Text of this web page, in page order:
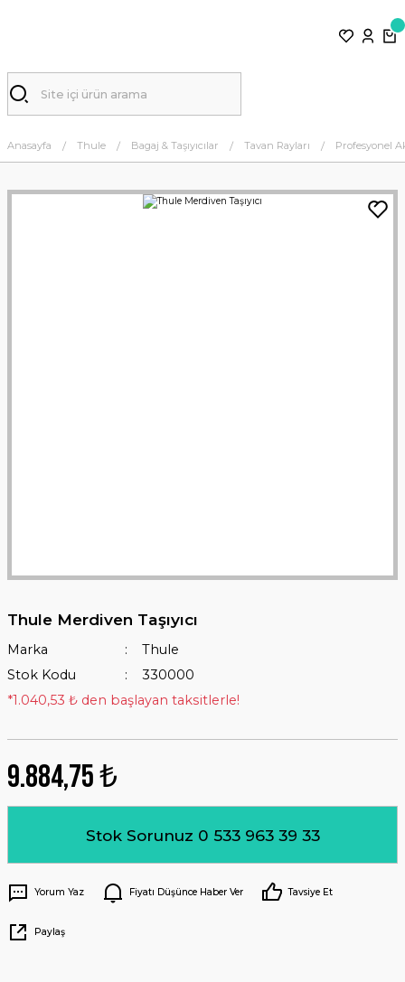
Anasayfa Thule Bagaj & Taşıyıcılar Tavan Rayları Profesyonel
Thule Merdiven Taşıyıcı
Marka
Thule
Stok Kodu
330000
*1.040,53 ₺ den başlayan taksitlerle!
9.884,75 ₺
Stok Sorunuz 0 533 963 39 33
Yorum Yaz Fiyatı Düşünce Haber Ver Tavsiye Et
Paylaş